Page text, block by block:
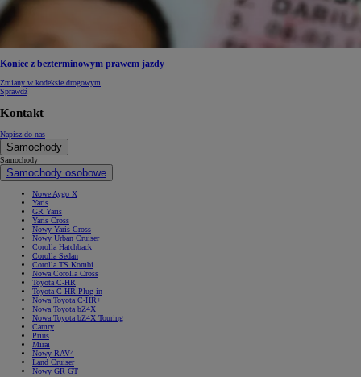
Koniec z bezterminowym prawem jazdy
Zmiany w kodeksie drogowym
Sprawdź
Kontakt
Napisz do nas
Samochody
Samochody
Samochody osobowe
Nowe Aygo X
Yaris
GR Yaris
Yaris Cross
Nowy Yaris Cross
Nowy Urban Cruiser
Corolla Hatchback
Corolla Sedan
Corolla TS Kombi
Nowa Corolla Cross
Toyota C-HR
Toyota C-HR Plug-in
Nowa Toyota C-HR+
Nowa Toyota bZ4X
Nowa Toyota bZ4X Touring
Camry
Prius
Mirai
Nowy RAV4
Land Cruiser
Nowy GR GT